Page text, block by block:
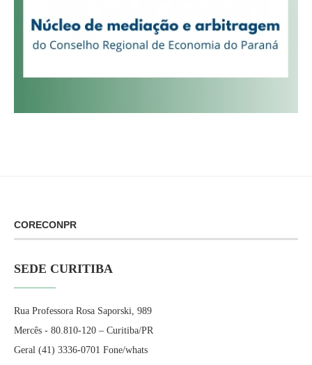
CORECONPR
SEDE CURITIBA
Rua Professora Rosa Saporski, 989
Mercês - 80.810-120 – Curitiba/PR
Geral (41) 3336-0701 Fone/whats